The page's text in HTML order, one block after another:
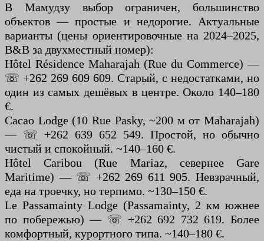
В Мамудзу выбор ограничен, большинство
объектов — простые и недорогие. Актуальные
варианты (цены ориентировочные на 2024–2025,
B&B за двухместный номер):
Hôtel Résidence Maharajah (Rue du Commerce) —
☏ +262 269 609 609. Старый, с недостатками, но
один из самых дешёвых в центре. Около 140–180
€.
Cacao Lodge (10 Rue Pasky, ~200 м от Maharajah)
— ☏ +262 639 652 549. Простой, но обычно
чистый и спокойный. ~140–160 €.
Hôtel Caribou (Rue Mariaz, севернее Gare
Maritime) — ☏ +262 269 611 905. Невзрачный,
еда на троечку, но терпимо. ~130–150 €.
Le Passamainty Lodge (Passamainty, 2 км южнее
по побережью) — ☏ +262 692 732 619. Более
комфортный, курортного типа. ~140–180 €.